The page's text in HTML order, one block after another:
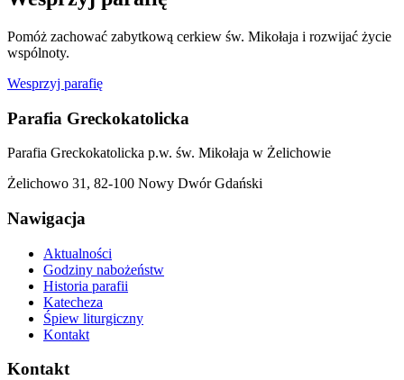
Pomóż zachować zabytkową cerkiew św. Mikołaja i rozwijać życie
wspólnoty.
Wesprzyj parafię
Parafia Greckokatolicka
Parafia Greckokatolicka p.w. św. Mikołaja w Żelichowie
Żelichowo 31, 82-100 Nowy Dwór Gdański
Nawigacja
Aktualności
Godziny nabożeństw
Historia parafii
Katecheza
Śpiew liturgiczny
Kontakt
Kontakt